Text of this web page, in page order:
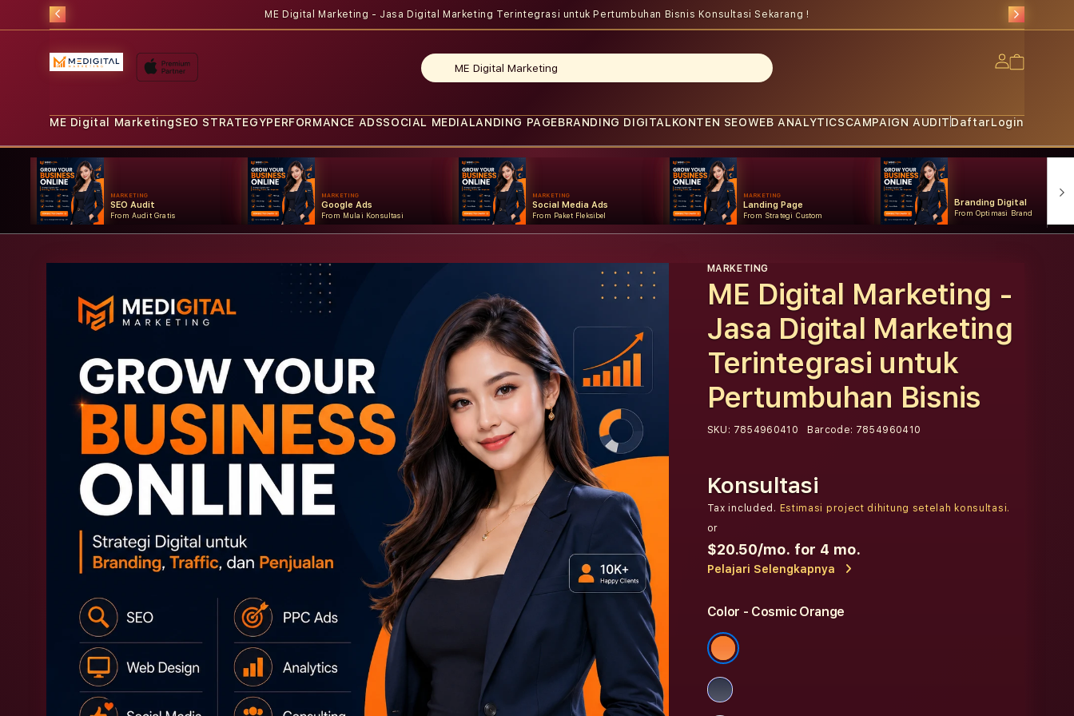
ME Digital Marketing - Jasa Digital Marketing Terintegrasi untuk Pertumbuhan Bisnis Konsultasi Sekarang !
Log
ME Digital MarketingSEO STRATEGYPERFORMANCE ADSSOCIAL MEDIALANDING PAGEBRANDING DIGITALKONTEN SEOWEB ANALYTICSCAMPAIGN AUDIT DaftarLogin
MARKETING
SEO Audit
From Audit Gratis
MARKETING
Google Ads
From Mulai Konsultasi
MARKETING
Social Media Ads
From Paket Fleksibel
MARKETING
Landing Page
From Strategi Custom
Branding Digital
From Optimasi Brand
Skip to
information
MARKETING
ME Digital Marketing -
Jasa Digital Marketing
Terintegrasi untuk
Pertumbuhan Bisnis
SKU: 7854960410 Barcode: 7854960410
Konsultasi
Tax included. Estimasi project dihitung setelah konsultasi.
or
$20.50/mo. for 4 mo.
Pelajari Selengkapnya
Color - Cosmic Orange